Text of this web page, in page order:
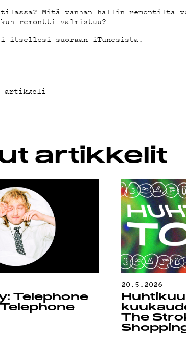
tilassa? Mitä vanhan hallin remontilta
remontti valmistuu?
itsellesi suoraan iTunesista.
artikkeli
artikkelit
Telephone
20.5.2026
Huhtikuu
The